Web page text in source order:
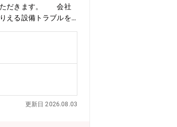
ただきます。 会社
える設備トラブルを
社の製品は半導体製
、自分のアイディア
更新日 2026.08.03